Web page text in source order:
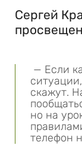
Сергей
— Если
скажут.
но на
телефон